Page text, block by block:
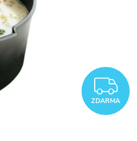
ZDARMA